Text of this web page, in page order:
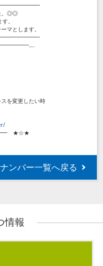
。◎◎
。
とします。
を変更したい時
★☆★
ンバー一覧へ戻る
情報